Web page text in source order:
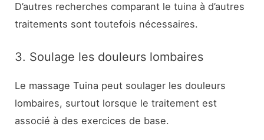
D’autres recherches comparant le tuina à d’autres
traitements sont toutefois nécessaires.
3. Soulage les douleurs lombaires
Le massage Tuina peut soulager les douleurs
lombaires, surtout lorsque le traitement est
associé à des exercices de base.